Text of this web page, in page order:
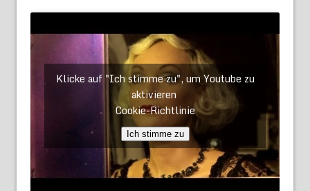
Klicke auf "Ich stimme zu", um Youtube zu
aktivieren
Cookie-Richtlinie
Ich stimme zu